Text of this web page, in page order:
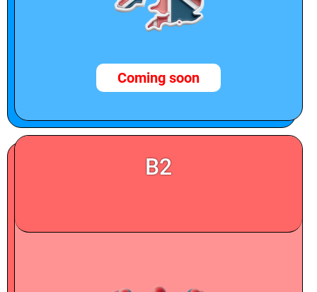
Coming soon
B2